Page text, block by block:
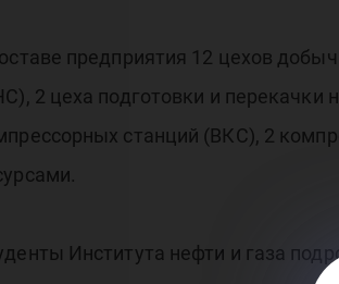
предприятия 12 цехов
2 цеха подготовки и перекачки
станций (ВКС), 2
Института нефти и газа